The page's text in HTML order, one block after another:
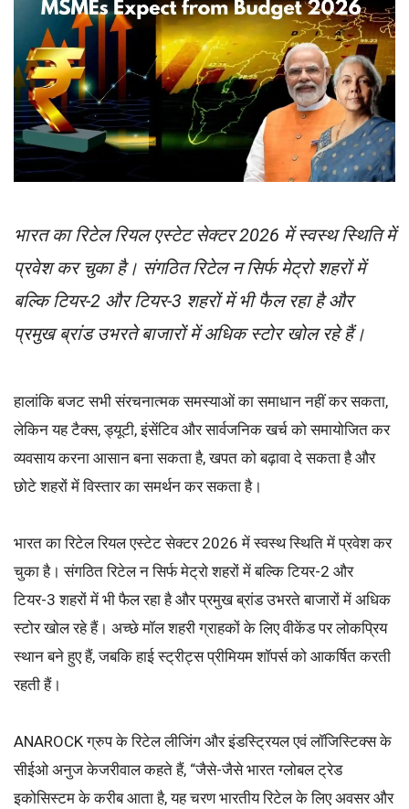
भारत का रिटेल रियल एस्टेट सेक्टर 2026 में स्वस्थ स्थिति में
प्रवेश कर चुका है। संगठित रिटेल न सिर्फ मेट्रो शहरों में
बल्कि टियर-2 और टियर-3 शहरों में भी फैल रहा है और
प्रमुख ब्रांड उभरते बाजारों में अधिक स्टोर खोल रहे हैं।
हालांकि बजट सभी संरचनात्मक समस्याओं का समाधान नहीं कर सकता,
लेकिन यह टैक्स, ड्यूटी, इंसेंटिव और सार्वजनिक खर्च को समायोजित कर
व्यवसाय करना आसान बना सकता है, खपत को बढ़ावा दे सकता है और
छोटे शहरों में विस्तार का समर्थन कर सकता है।
भारत का रिटेल रियल एस्टेट सेक्टर 2026 में स्वस्थ स्थिति में प्रवेश कर
चुका है। संगठित रिटेल न सिर्फ मेट्रो शहरों में बल्कि टियर-2 और
टियर-3 शहरों में भी फैल रहा है और प्रमुख ब्रांड उभरते बाजारों में अधिक
स्टोर खोल रहे हैं। अच्छे मॉल शहरी ग्राहकों के लिए वीकेंड पर लोकप्रिय
स्थान बने हुए हैं, जबकि हाई स्ट्रीट्स प्रीमियम शॉपर्स को आकर्षित करती
रहती हैं।
ANAROCK ग्रुप के रिटेल लीजिंग और इंडस्ट्रियल एवं लॉजिस्टिक्स के
सीईओ अनुज केजरीवाल कहते हैं, “जैसे-जैसे भारत ग्लोबल ट्रेड
इकोसिस्टम के करीब आता है, यह चरण भारतीय रिटेल के लिए अवसर और